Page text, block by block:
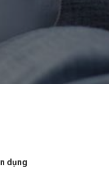
dụng